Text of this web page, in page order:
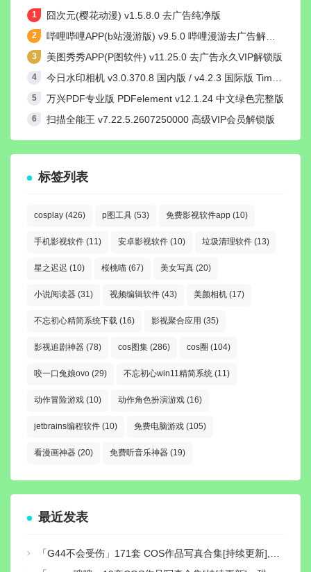
囧次元(樱花动漫) v1.5.8.0 去广告纯净版
哔哩哔哩APP(b站漫游版) v9.5.0 哔哩漫游去广告解除版权受限
美图秀秀APP(P图软件) v11.25.0 去广告永久VIP解锁版
今日水印相机 v3.0.370.8 国内版 / v4.2.3 国际版 Timemark高级VIP会员解锁版
万兴PDF专业版 PDFelement v12.1.24 中文绿色完整版
扫描全能王 v7.22.5.2607250000 高级VIP会员解锁版
标签列表
cosplay (426) p图工具 (53) 免费影视软件app (10)
手机影视软件 (11) 安卓影视软件 (10) 垃圾清理软件 (13)
星之迟迟 (10) 桜桃喵 (67) 美女写真 (20)
小说阅读器 (31) 视频编辑软件 (43) 美颜相机 (17)
不忘初心精简系统下载 (16) 影视聚合应用 (35)
影视追剧神器 (78) cos图集 (286) cos圈 (104)
咬一口兔娘ovo (29) 不忘初心win11精简系统 (11)
动作冒险游戏 (10) 动作角色扮演游戏 (16)
jetbrains编程软件 (10) 免费电脑游戏 (105)
看漫画神器 (20) 免费听音乐神器 (19)
最近发表
「G44不会受伤」171套 COS作品写真合集[持续更新],独特可爱的二次元小仙女，让你的心跳加速！